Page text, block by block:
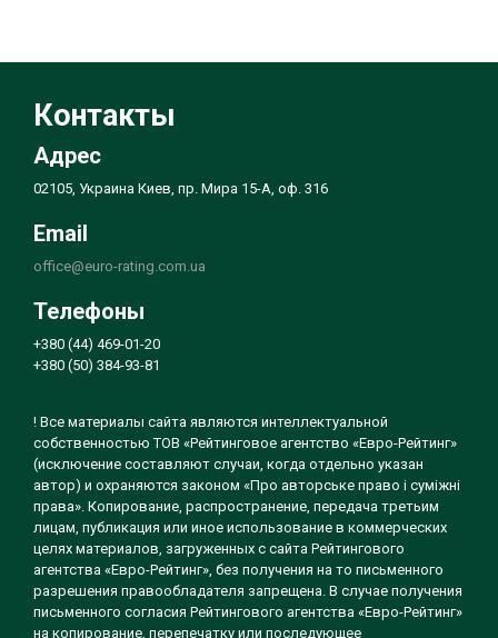
Контакты
Адрес
02105, Украина Киев, пр. Мира 15-А, оф. 316
Email
office@euro-rating.com.ua
Телефоны
+380 (44) 469-01-20
+380 (50) 384-93-81
! Все материалы сайта являются интеллектуальной
собственностью ТОВ «Рейтинговое агентство «Евро-Рейтинг»
(исключение составляют случаи, когда отдельно указан
автор) и охраняются законом «Про авторське право і суміжні
права». Копирование, распространение, передача третьим
лицам, публикация или иное использование в коммерческих
целях материалов, загруженных с сайта Рейтингового
агентства «Евро-Рейтинг», без получения на то письменного
разрешения правообладателя запрещена. В случае получения
письменного согласия Рейтингового агентства «Евро-Рейтинг»
на копирование, перепечатку или последующее